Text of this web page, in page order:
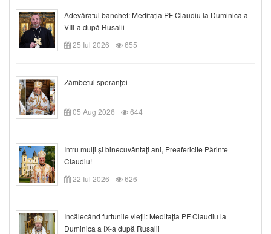
Adevăratul banchet: Meditația PF Claudiu la Duminica a
VIII-a după Rusalii
25 Iul 2026
655
Zâmbetul speranței
05 Aug 2026 644
Întru mulți și binecuvântați ani, Preafericite Părinte
Claudiu!
22 Iul 2026
626
Încălecând furtunile vieții: Meditația PF Claudiu la
Duminica a IX-a după Rusalii